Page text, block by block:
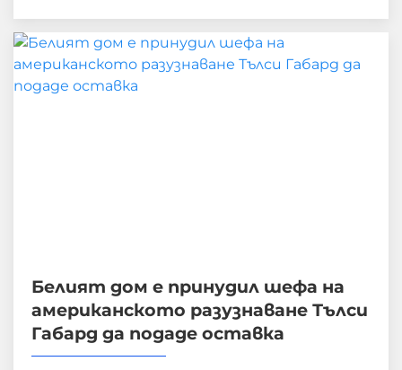
Белият дом е принудил шефа на
американското разузнаване Тълси
Габард да подаде оставка